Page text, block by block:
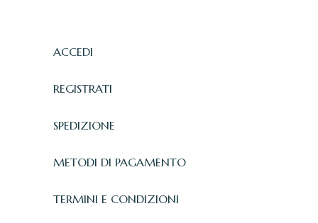
ACCEDI
REGISTRATI
SPEDIZIONE
METODI DI PAGAMENTO
TERMINI E CONDIZIONI